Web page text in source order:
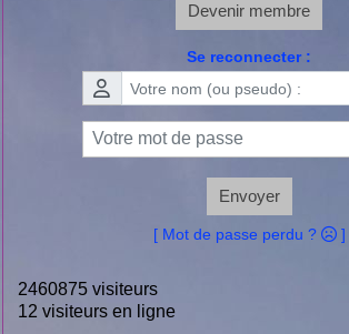
Devenir membre
Se reconnecter :
Envoyer
[ Mot de passe perdu ? ]
2460875 visiteurs
12 visiteurs en ligne